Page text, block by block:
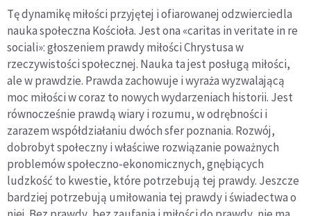
Tę dynamikę miłości przyjętej i ofiarowanej odzwierciedla
nauka społeczna Kościoła. Jest ona «caritas in veritate in re
sociali»: głoszeniem prawdy miłości Chrystusa w
rzeczywistości społecznej. Nauka ta jest posługą miłości,
ale w prawdzie. Prawda zachowuje i wyraża wyzwalającą
moc miłości w coraz to nowych wydarzeniach historii. Jest
równocześnie prawdą wiary i rozumu, w odrębności i
zarazem współdziałaniu dwóch sfer poznania. Rozwój,
dobrobyt społeczny i właściwe rozwiązanie poważnych
problemów społeczno-ekonomicznych, gnębiących
ludzkość to kwestie, które potrzebują tej prawdy. Jeszcze
bardziej potrzebują umiłowania tej prawdy i świadectwa o